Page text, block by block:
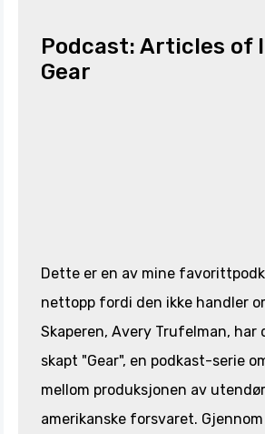
Podcast: Articles of
Gear
Dette er en av mine
nettopp fordi den ikke handler
Skaperen, Avery Trufelman, har
skapt "Gear", en podkast-serie
mellom produksjonen av
amerikanske forsvaret.